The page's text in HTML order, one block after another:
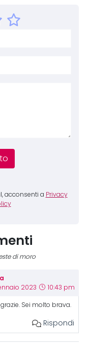
acconsenti a Privacy
di moro
2023 10:43 pm
Sei molto brava.
Rispondi